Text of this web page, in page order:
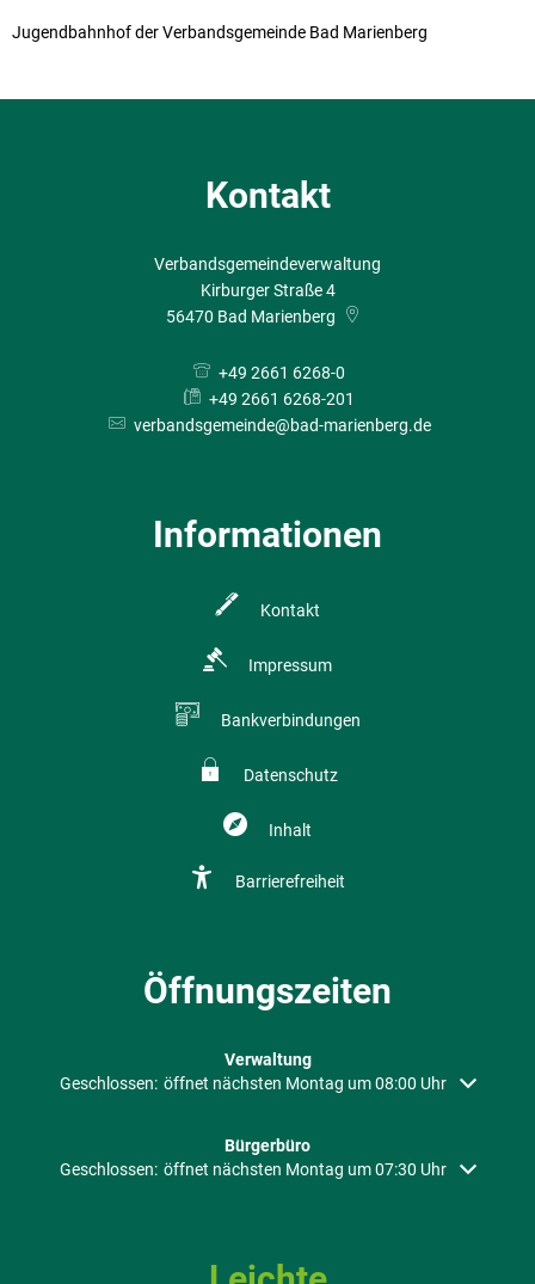
Jugendbahnhof der Verbandsgemeinde Bad Marienberg
Kontakt
Verbandsgemeindeverwaltung
Kirburger Straße 4
56470 Bad Marienberg
+49 2661 6268-0
+49 2661 6268-201
verbandsgemeinde@bad-marienberg.de
Informationen
Kontakt
Impressum
Bankverbindungen
Datenschutz
Inhalt
Barrierefreiheit
Öffnungszeiten
Verwaltung
Klicken, um weitere Öffnungs- oder Schließzeiten auszublenden
Geschlossen: öffnet nächsten Montag um 08:00 Uhr
Bürgerbüro
Klicken, um weitere Öffnungs- oder Schließzeiten auszublenden
Geschlossen: öffnet nächsten Montag um 07:30 Uhr